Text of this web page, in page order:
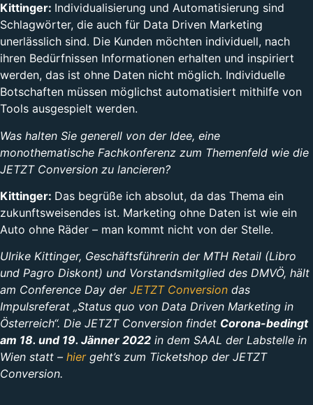
Kittinger: Individualisierung und Automatisierung sind
Schlagwörter, die auch für Data Driven Marketing
unerlässlich sind. Die Kunden möchten individuell, nach
ihren Bedürfnissen Informationen erhalten und inspiriert
werden, das ist ohne Daten nicht möglich. Individuelle
Botschaften müssen möglichst automatisiert mithilfe von
Tools ausgespielt werden.
Was halten Sie generell von der Idee, eine
monothematische Fachkonferenz zum Themenfeld wie die
JETZT Conversion zu lancieren?
Kittinger: Das begrüße ich absolut, da das Thema ein
zukunftsweisendes ist. Marketing ohne Daten ist wie ein
Auto ohne Räder – man kommt nicht von der Stelle.
Ulrike Kittinger, Geschäftsführerin der MTH Retail (Libro
und Pagro Diskont) und Vorstandsmitglied des DMVÖ, hält
am Conference Day der JETZT Conversion das
Impulsreferat „Status quo von Data Driven Marketing in
Österreich“. Die JETZT Conversion findet Corona-bedingt
am 18. und 19. Jänner 2022 in dem SAAL der Labstelle in
Wien statt – hiergeht’s zum Ticketshop der JETZT
Conversion.